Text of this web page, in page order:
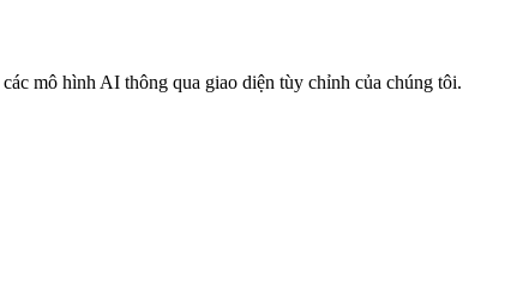
mô hình AI thông qua giao diện tùy chỉnh của chúng tôi.